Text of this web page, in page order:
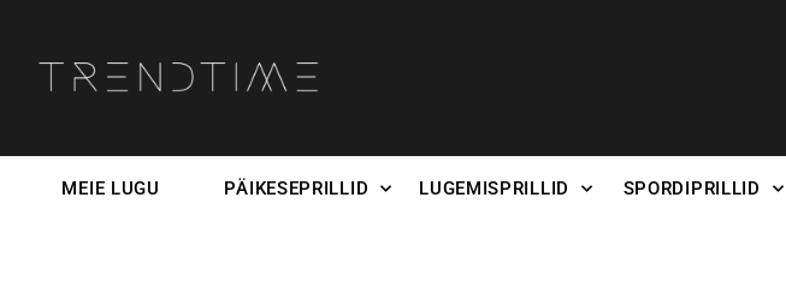
MEIE LUGU PÄIKESEPRILLID LUGEMISPRILLID SPORDIPRILLID